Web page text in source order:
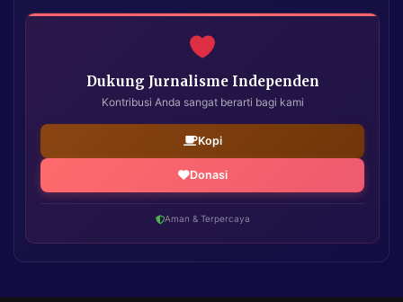
Dukung Jurnalisme Independen
Kontribusi Anda sangat berarti bagi kami
Kopi
Donasi
Aman & Terpercaya